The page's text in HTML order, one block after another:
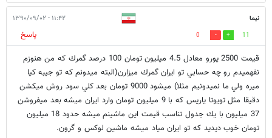
نيما ۱۱:۴۲ - ۱۳۹۰/۰۹/۰۲
11
0
پاسخ
قيمت 2500 يورو معادل 4.5 ميليون تومان 100 درصد گمرك كه من هنوزم
نفهميدم رو چه حسابي تو ايران گمرك ميزارن(البته ميدونم كه تو جيبه كيا
ميره ولي ما نميدونيم مثلا) ميشود 9000 تومان بعد كلي سود روش ميكشن
دقيقا مثل تويوتا ياريس كه با 9 ميليون تومان وارد ايران ميشه بعد ميفروشن
37 ميليون با يك جدول تناسب قيمت اين ماشينم ميشه حدود 18 ميليون
تومان خوب ديديد كه تو ايران مياد ميشه ماشين لوكس و گرون.